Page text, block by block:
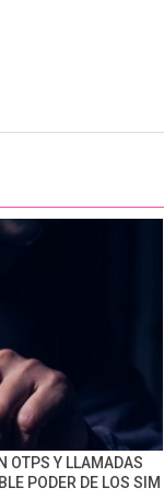
OTPS Y LLAMADAS
PODER DE LOS SIM